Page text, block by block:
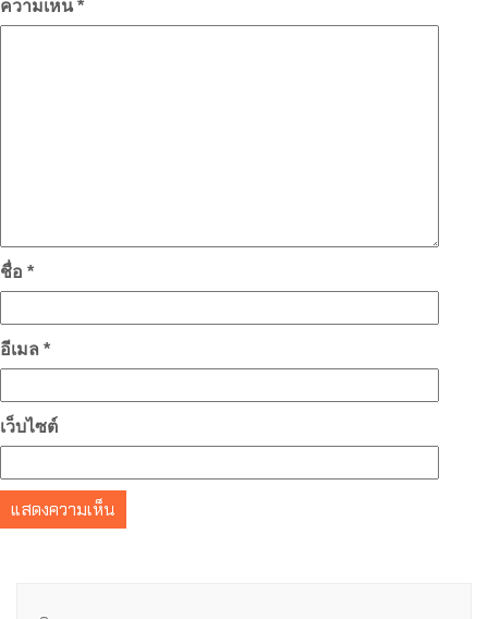
ความเห็น*
ชื่อ *
อีเมล *
เว็บไซต์